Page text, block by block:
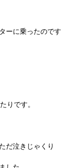
ーに乗ったのです
りです。
だ泣きじゃくり